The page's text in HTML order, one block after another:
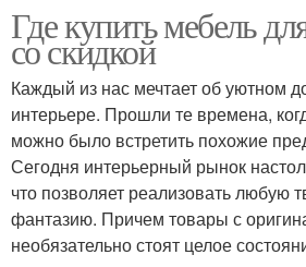
Где купить мебель
со скидкой
Каждый из нас мечтает об уютном
интерьере. Прошли те времена,
можно было встретить похожие
Сегодня интерьерный рынок
что позволяет реализовать любую
фантазию. Причем товары с
необязательно стоят целое